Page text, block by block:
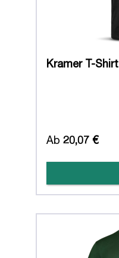
Kramer T-Shirt
Ab 20,07 €